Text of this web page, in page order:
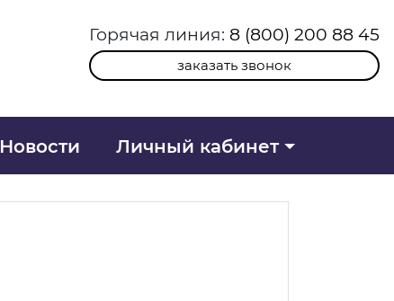
Горячая линия: 8 (800) 200 88 45
заказать звонок
Новости Личный кабинет